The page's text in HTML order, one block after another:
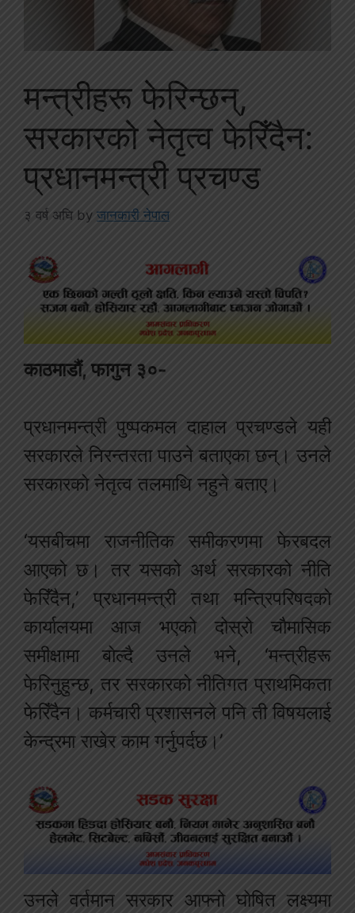
मन्त्रीहरू फेरिन्छन्,
सरकारको नेतृत्व फेरिँदैन:
प्रधानमन्त्री प्रचण्ड
३ वर्ष अघि by जानकारी नेपाल
काठमाडौं, फागुन ३०-
प्रधानमन्त्री पुष्पकमल दाहाल प्रचण्डले यही
सरकारले निरन्तरता पाउने बताएका छन्। उनले
सरकारको नेतृत्व तलमाथि नहुने बताए।
‘यसबीचमा राजनीतिक समीकरणमा फेरबदल
आएको छ। तर यसको अर्थ सरकारको नीति
फेरिँदैन,’ प्रधानमन्त्री तथा मन्त्रिपरिषदको
कार्यालयमा आज भएको दोस्रो चौमासिक
समीक्षामा बोल्दै उनले भने, ‘मन्त्रीहरू
फेरिनुहुन्छ, तर सरकारको नीतिगत प्राथमिकता
फेरिँदैन। कर्मचारी प्रशासनले पनि ती विषयलाई
केन्द्रमा राखेर काम गर्नुपर्दछ।’
उनले वर्तमान सरकार आफ्नो घोषित लक्ष्यमा